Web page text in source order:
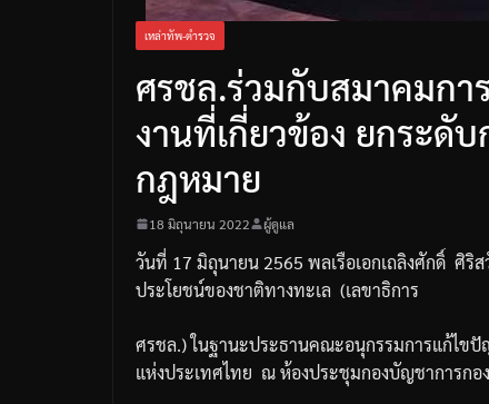
เหล่าทัพ-ตำรวจ
ศรชล.ร่วมกับสมาคมกา
งานที่เกี่ยวข้อง ยกระดั
กฎหมาย
18 มิถุนายน 2022 ผู้ดูแล
วันที่ 17 มิถุนายน 2565 พลเรือเอกเถลิงศักดิ์ ศิริส
ประโยชน์ของชาติทางทะเล (เลขาธิการ
ศรชล.)ในฐานะประธานคณะอนุกรรมการแก้ไข
แห่งประเทศไทย ณห้องประชุมกองบัญชาการกอ